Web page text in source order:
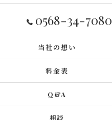
0568-34-7080
当社の想い
料金表
Q&A
相談